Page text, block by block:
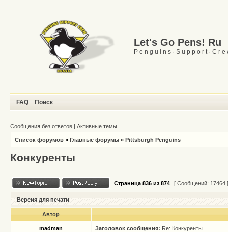
Let's Go Pens! Ru
P e n g u i n s · S u p p o r t · C r e
FAQ Поиск
Сообщения без ответов | Активные темы
Список форумов » Главные форумы » Pittsburgh Penguins
Конкуренты
Страница 836 из 874 [ Сообщений: 17464
Версия для печати
Автор
madman Заголовок сообщения: Re: Конкуренты